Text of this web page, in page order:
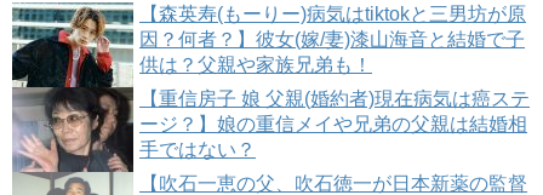
【森英寿(もーりー)病気はtiktokと三男坊が原
因？何者？】彼女(嫁/妻)漆山海音と結婚で子
供は？父親や家族兄弟も！
【重信房子 娘 父親(婚約者)現在病気は癌ステ
ージ？】娘の重信メイや兄弟の父親は結婚相
手ではない？
【吹石一恵の父、吹石徳一が日本新薬の監督